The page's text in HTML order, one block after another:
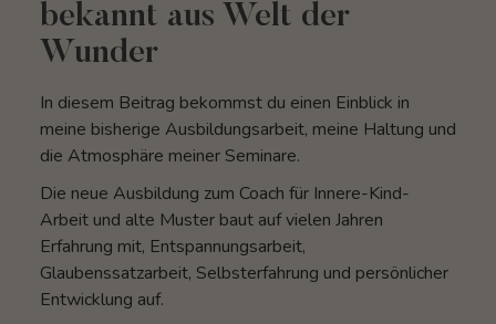
bekannt aus Welt der
Wunder
In diesem Beitrag bekommst du einen Einblick in
meine bisherige Ausbildungsarbeit, meine Haltung und
die Atmosphäre meiner Seminare.
Die neue Ausbildung zum Coach für Innere-Kind-
Arbeit und alte Muster baut auf vielen Jahren
Erfahrung mit, Entspannungsarbeit,
Glaubenssatzarbeit, Selbsterfahrung und persönlicher
Entwicklung auf.